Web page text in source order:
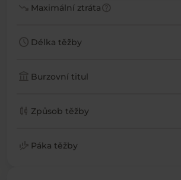
trending_down Maximální ztrátahelp
schedule Délka těžby
account_balance Burzovní titul
candlestick_chart Způsob těžby
finance_mode Páka těžby